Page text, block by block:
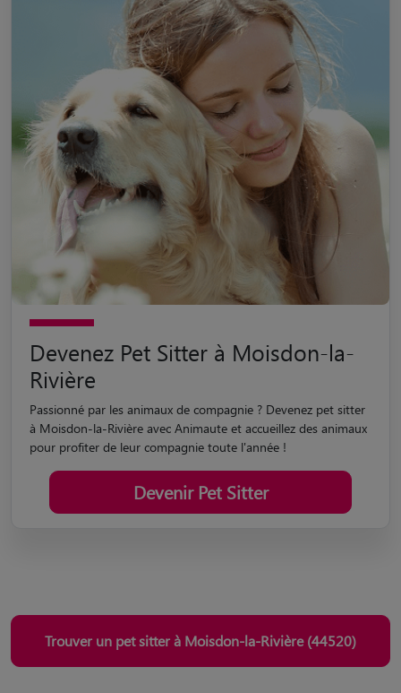
Devenez Pet Sitter à Moisdon-la-
Rivière
Passionné par les animaux de compagnie ? Devenez pet sitter
à Moisdon-la-Rivière avec Animaute et accueillez des animaux
pour profiter de leur compagnie toute l'année !
Devenir Pet Sitter
Trouver un pet sitter à Moisdon-la-Rivière (44520)